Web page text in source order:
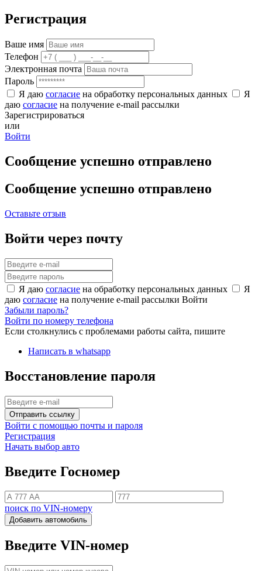
Регистрация
Ваше имя
Телефон
Электронная почта
Пароль
Я даю согласие на обработку персональных данных
Я
даю согласие на получение e-mail рассылки
Зарегистрироваться
или
Войти
Сообщение успешно отправлено
Сообщение успешно отправлено
Оставьте отзыв
Войти через почту
Я даю согласие на обработку персональных данных
Я
даю согласие на получение e-mail рассылки Войти
Забыли пароль?
Войти по номеру телефона
Если столкнулись с проблемами работы сайта, пишите
Написать в whatsapp
Восстановление пароля
Отправить ссылку
Войти с помощью почты и пароля
Регистрация
Начать выбор авто
Введите Госномер
поиск по VIN-номеру
Добавить автомобиль
Введите VIN-номер